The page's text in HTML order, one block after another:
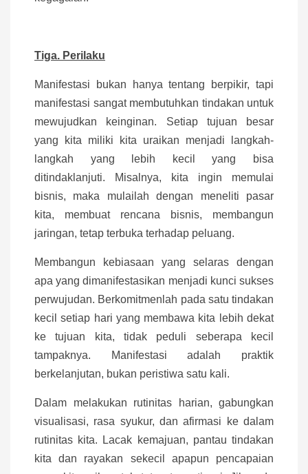
Tiga. Perilaku
Manifestasi bukan hanya tentang berpikir, tapi
manifestasi sangat membutuhkan tindakan untuk
mewujudkan keinginan. Setiap tujuan besar
yang kita miliki kita uraikan menjadi langkah-
langkah yang lebih kecil yang bisa
ditindaklanjuti. Misalnya, kita ingin memulai
bisnis, maka mulailah dengan meneliti pasar
kita, membuat rencana bisnis, membangun
jaringan, tetap terbuka terhadap peluang.
Membangun kebiasaan yang selaras dengan
apa yang dimanifestasikan menjadi kunci sukses
perwujudan. Berkomitmenlah pada satu tindakan
kecil setiap hari yang membawa kita lebih dekat
ke tujuan kita, tidak peduli seberapa kecil
tampaknya. Manifestasi adalah praktik
berkelanjutan, bukan peristiwa satu kali.
Dalam melakukan rutinitas harian, gabungkan
visualisasi, rasa syukur, dan afirmasi ke dalam
rutinitas kita. Lacak kemajuan, pantau tindakan
kita dan rayakan sekecil apapun pencapaian